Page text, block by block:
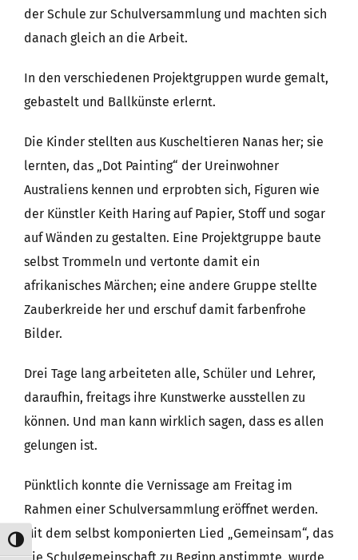
Umschalten auf hohe Kontraste
der Schule zur Schulversammlung und machten sich
danach gleich an die Arbeit.
In den verschiedenen Projektgruppen wurde gemalt,
gebastelt und Ballkünste erlernt.
Die Kinder stellten aus Kuscheltieren Nanas her; sie
lernten, das „Dot Painting“ der Ureinwohner
Australiens kennen und erprobten sich, Figuren wie
der Künstler Keith Haring auf Papier, Stoff und sogar
auf Wänden zu gestalten. Eine Projektgruppe baute
selbst Trommeln und vertonte damit ein
afrikanisches Märchen; eine andere Gruppe stellte
Zauberkreide her und erschuf damit farbenfrohe
Bilder.
Drei Tage lang arbeiteten alle, Schüler und Lehrer,
daraufhin, freitags ihre Kunstwerke ausstellen zu
können. Und man kann wirklich sagen, dass es allen
gelungen ist.
Pünktlich konnte die Vernissage am Freitag im
Rahmen einer Schulversammlung eröffnet werden.
Mit dem selbst komponierten Lied „Gemeinsam“, das